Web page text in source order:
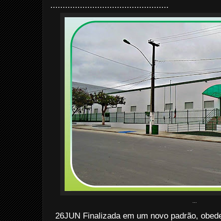
................................................
26JUN Finalizada em um novo padrão,